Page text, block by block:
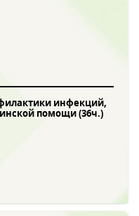
инфекций,
помощи (36ч.)